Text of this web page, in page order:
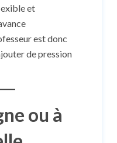
et
est donc
de pression
ou à